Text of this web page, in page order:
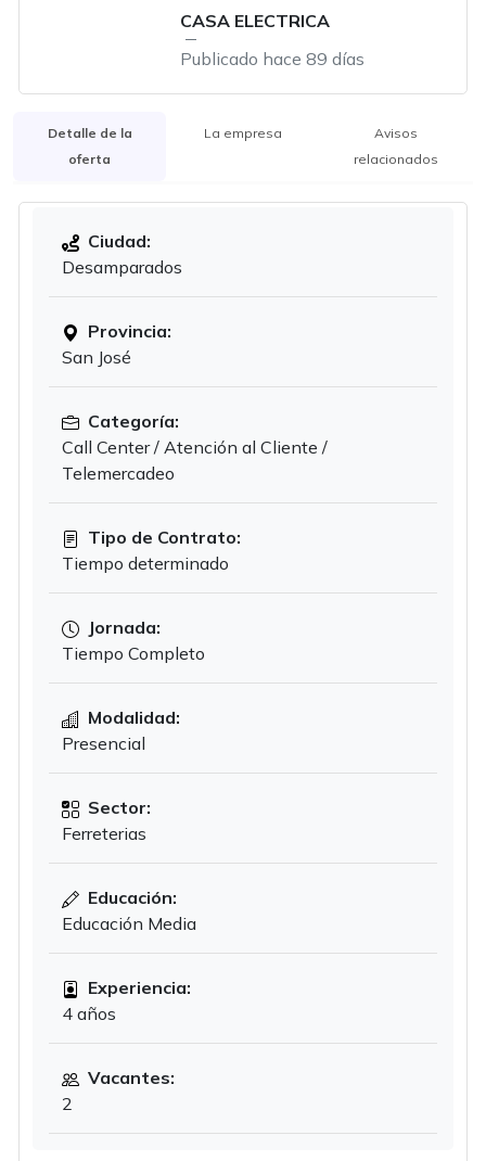
CASA ELECTRICA
Publicado hace 89 días
Detalle de la
oferta
La empresa
Avisos
relacionados
Ciudad:
Desamparados
Provincia:
San José
Categoría:
Call Center / Atención al Cliente /
Telemercadeo
Tipo de Contrato:
Tiempo determinado
Jornada:
Tiempo Completo
Modalidad:
Presencial
Sector:
Ferreterias
Educación:
Educación Media
Experiencia:
4 años
Vacantes:
2